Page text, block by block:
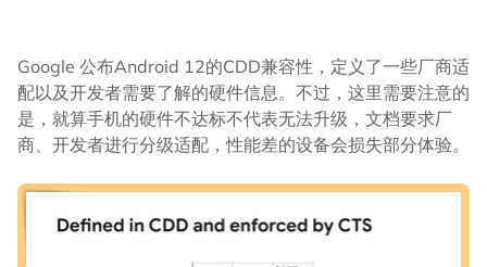
Google 公布Android 12的CDD兼容性，定义了一些厂商适
配以及开发者需要了解的硬件信息。不过，这里需要注意的
是，就算手机的硬件不达标不代表无法升级，文档要求厂
商、开发者进行分级适配，性能差的设备会损失部分体验。